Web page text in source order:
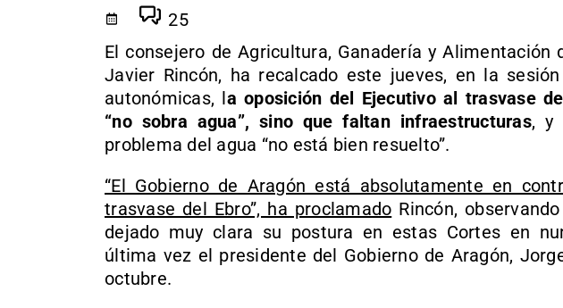
25
El consejero de Agricultura, Ganadería y Alimentación
Javier Rincón, ha recalcado este jueves, en la
autonómicas, la oposición del Ejecutivo al trasvase
“no sobra agua”, sino que faltan infraestructuras, y
problema del agua “no está bien resuelto”.
“El Gobierno de Aragón está absolutamente en
trasvase del Ebro”, ha proclamado Rincón,
dejado muy clara su postura en estas Cortes en
última vez el presidente del Gobierno de Aragón,
octubre.